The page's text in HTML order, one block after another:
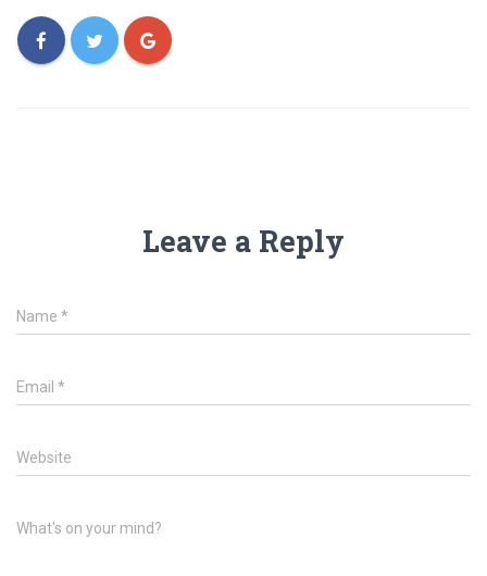
Leave a Reply
Name *
Email *
Website
What's on your mind?